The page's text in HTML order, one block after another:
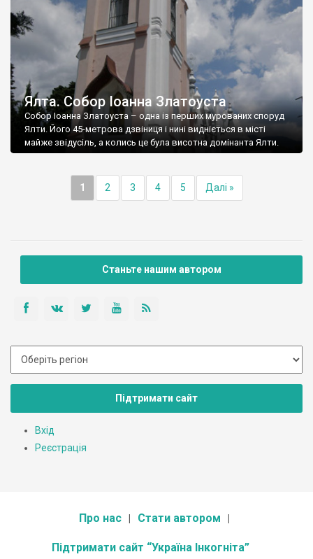
Ялта. Собор Іоанна Златоуста
Собор Іоанна Златоуста – одна із перших мурованих споруд
Ялти. Його 45-метрова дзвіниця і нині видніється в місті
майже звідусіль, а колись це була висотна домінанта Ялти.
1 2 3 4 5 Далі »
Станьте нашим автором
Підтримати сайт
Вхід
Реєстрація
Про нас Стати автором
Підтримати сайт “Україна Інкогніта”